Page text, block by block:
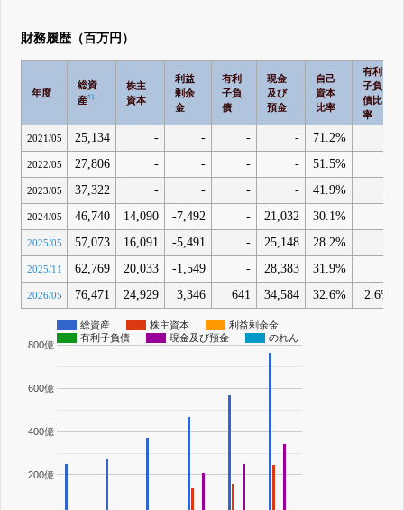
財務履歴（百万円）
年度
総資
産#1
株主
資本
利益
剰余
金
有利
子負
債
現金
及び
預金
自己
資本
比率
有利
子負
債比
率
2021/05 25,134 - - - - 71.2%
2022/05 27,806 - - - - 51.5%
2023/05 37,322 - - - - 41.9%
2024/05 46,740 14,090 -7,492 - 21,032 30.1%
2025/05 57,073 16,091 -5,491 - 25,148 28.2%
2025/11 62,769 20,033 -1,549 - 28,383 31.9%
2026/05 76,471 24,929 3,346 641 34,584 32.6% 2.6%
総資産 株主資本
利益剰余金
有利子負債
現金及び預金 のれん
200億
400億
600億
800億